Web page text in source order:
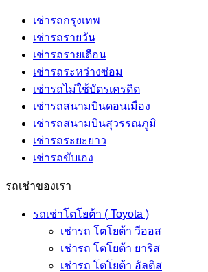
เช่ารถกรุงเทพ
เช่ารถรายวัน
เช่ารถรายเดือน
เช่ารถระหว่างซ่อม
เช่ารถไม่ใช้บัตรเครดิต
เช่ารถสนามบินดอนเมือง
เช่ารถสนามบินสุวรรณภูมิ
เช่ารถระยะยาว
เช่ารถขับเอง
รถเช่าของเรา
รถเช่าโตโยต้า ( Toyota )
เช่ารถ โตโยต้า วีออส
เช่ารถ โตโยต้า ยาริส
เช่ารถ โตโยต้า อัลติส